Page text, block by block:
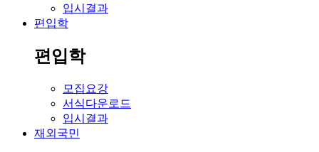
입시결과
편입학
편입학
모집요강
서식다운로드
입시결과
재외국민